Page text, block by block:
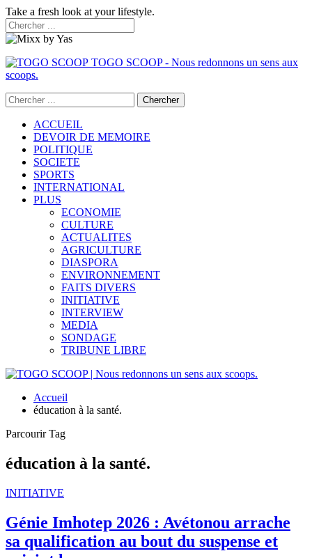
Take a fresh look at your lifestyle.
TOGO SCOOP - Nous redonnons un sens aux
scoops.
ACCUEIL
DEVOIR DE MEMOIRE
POLITIQUE
SOCIETE
SPORTS
INTERNATIONAL
PLUS
ECONOMIE
CULTURE
ACTUALITES
AGRICULTURE
DIASPORA
ENVIRONNEMENT
FAITS DIVERS
INITIATIVE
INTERVIEW
MEDIA
SONDAGE
TRIBUNE LIBRE
Accueil
éducation à la santé.
Parcourir Tag
éducation à la santé.
INITIATIVE
Génie Imhotep 2026 : Avétonou arrache
sa qualification au bout du suspense et